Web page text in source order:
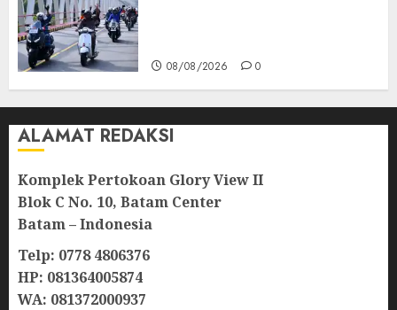
08/08/2026 0
ALAMAT REDAKSI
Komplek Pertokoan Glory View II
Blok C No. 10, Batam Center
Batam – Indonesia
Telp: 0778 4806376
HP: 081364005874
WA: 081372000937